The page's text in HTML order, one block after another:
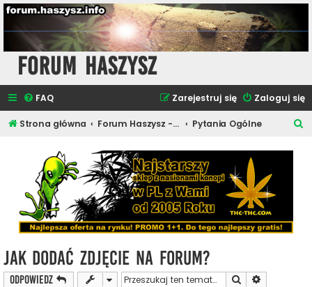
Forum Haszysz
FAQ Zaloguj się
Zarejestruj się
Strona główna Forum Haszysz - Rozmowy o Marihuanie Pytania Ogólne
Jak Dodać Zdjęcie na Forum?
ODPOWIEDZ Szukaj